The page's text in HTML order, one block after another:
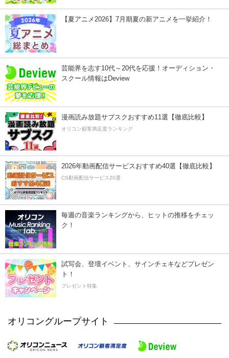
【夏アニメ2026】7月期夏の新アニメを一挙紹介！
芸能界を志す10代～20代を応援！オーディション・
スクール情報はDeview
漫画読み放題サブスクおすすめ11選【徹底比較】
オリコン顧客満足度ランキング
2026年動画配信サービスおすすめ40選【徹底比較】
CS動画配信サービス20選
毎週の音楽ランキングから、ヒットの推移をチェッ
ク！
試写会、登壇イベント、サインチェキなどプレゼン
ト！
プレゼント特集
オリコングループサイト